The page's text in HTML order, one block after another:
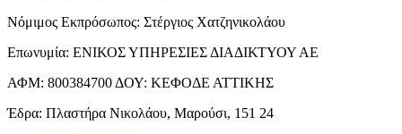
Νόμιμος Εκπρόσωπος: Στέργιος Χατζηνικολάου
Επωνυμία: ΕΝΙΚΟΣ ΥΠΗΡΕΣΙΕΣ ΔΙΑΔΙΚΤΥΟΥ ΑΕ
ΑΦΜ: 800384700 ΔΟΥ: ΚΕΦΟΔΕ ΑΤΤΙΚΗΣ
Έδρα: Πλαστήρα Νικολάου, Μαρούσι, 151 24